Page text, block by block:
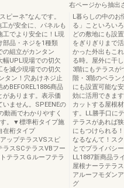
ピーネ”なんです。
が安全に、パネルも
工でより安全に！L現
部品・ネジを1種類
の組立がカンタン
幅UPL現場での切欠
を減少現場での切欠
タン！穴あけネジ止
BEFOREL1886商品
があります。表示価
ません。SPEENEの
動画でわかりやすく
。▼標準桁タイプ施
在桁タイプ
ップテラスVSスピ
ラスSCテラスVBフー
テラスＧルーフテラ
右ページから抽出
L暮らしの中のお
る」こといろい
どの敷地にも設
をぎりぎりまで
かった外出もこ
る時。屋外に干
3階にもテラスが
階・3階のベラン
にも設置可能な
効に活用できま
カットする屋根
す。LL勝手口に
テラスがあれば
にもつけられる
なるなんて！ス
とでプライバシ
LL1887新商品ラ
屋根ナーラテラ
アルーフモダン
グ